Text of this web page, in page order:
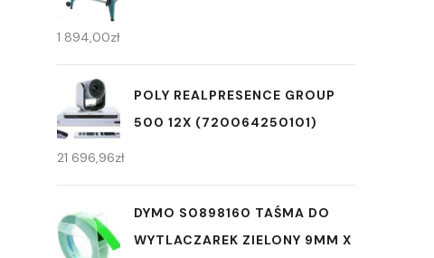
1 894,00zł
POLY REALPRESENCE GROUP
500 12X (720064250101)
21 696,96zł
DYMO S0898160 TAŚMA DO
WYTLACZAREK ZIELONY 9MM X